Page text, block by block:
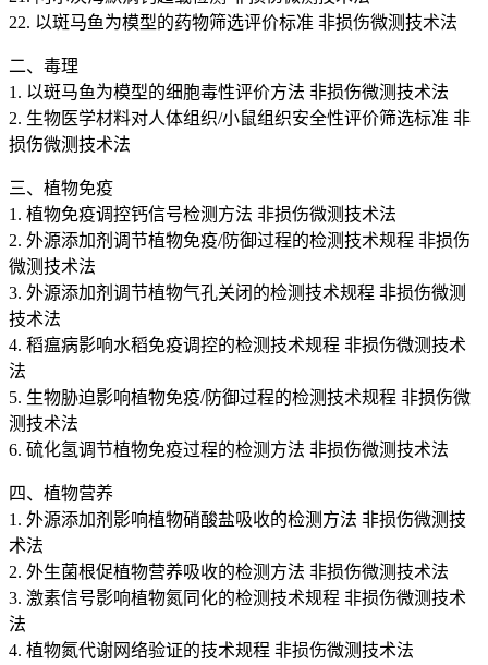
22. 以斑马鱼为模型的药物筛选评价标准 非损伤微测技术法
二、毒理
1. 以斑马鱼为模型的细胞毒性评价方法 非损伤微测技术法
2. 生物医学材料对人体组织/小鼠组织安全性评价筛选标准 非
损伤微测技术法
三、植物免疫
1. 植物免疫调控钙信号检测方法 非损伤微测技术法
2. 外源添加剂调节植物免疫/防御过程的检测技术规程 非损伤
微测技术法
3. 外源添加剂调节植物气孔关闭的检测技术规程 非损伤微测
技术法
4. 稻瘟病影响水稻免疫调控的检测技术规程 非损伤微测技术
法
5. 生物胁迫影响植物免疫/防御过程的检测技术规程 非损伤微
测技术法
6. 硫化氢调节植物免疫过程的检测方法 非损伤微测技术法
四、植物营养
1. 外源添加剂影响植物硝酸盐吸收的检测方法 非损伤微测技
术法
2. 外生菌根促植物营养吸收的检测方法 非损伤微测技术法
3. 激素信号影响植物氮同化的检测技术规程 非损伤微测技术
法
4. 植物氮代谢网络验证的技术规程 非损伤微测技术法